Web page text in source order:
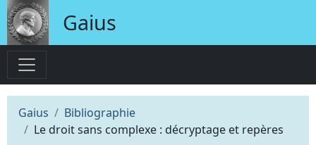
Gaius
Gaius
Bibliographie
Le droit sans complexe : décryptage et repères